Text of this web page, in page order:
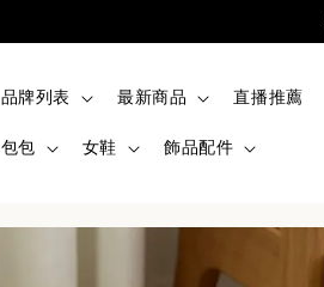
品牌列表 最新商品 直播推薦
包包 女鞋 飾品配件